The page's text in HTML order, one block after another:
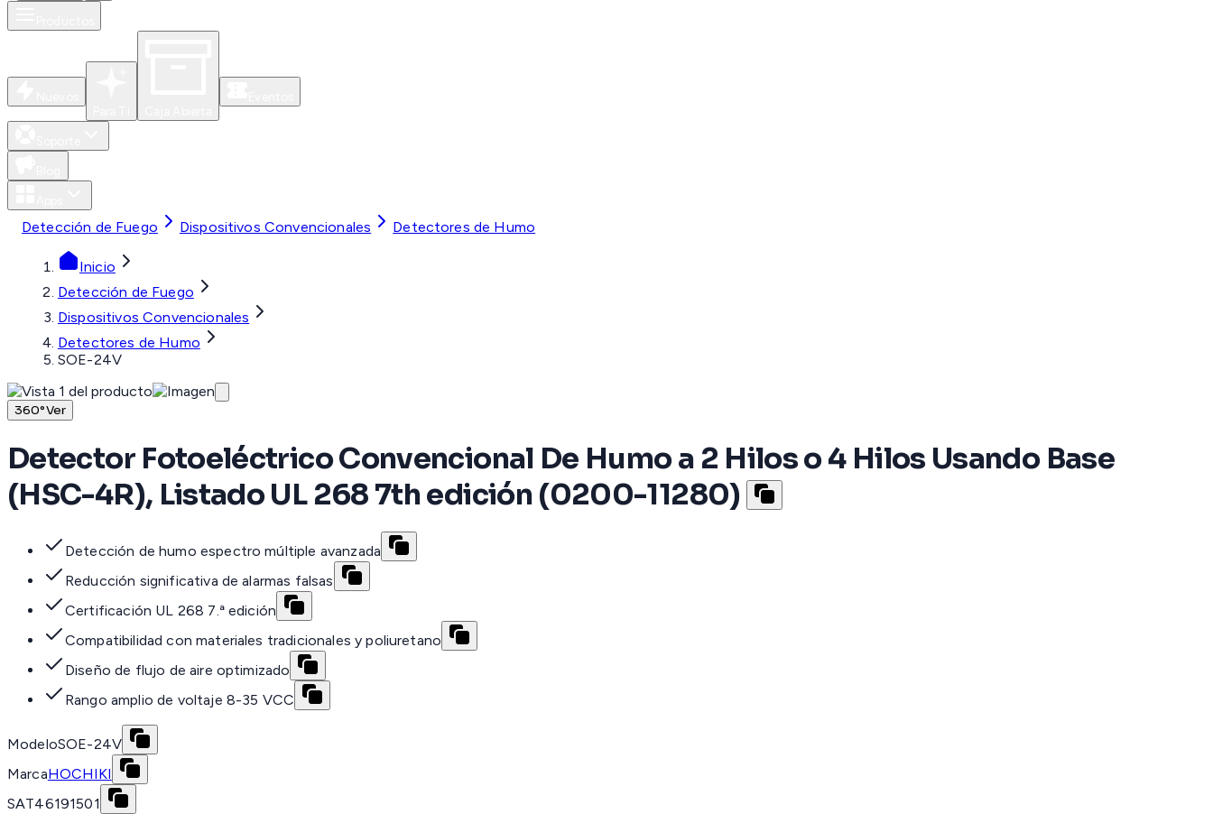
Detección de Fuego Dispositivos Convencionales Detectores de Humo
Inicio
Detección de Fuego
Dispositivos Convencionales
Detectores de Humo
SOE-24V
360°Ver
Detector Fotoeléctrico Convencional De Humo a 2 Hilos o 4 Hilos Usando Base
(HSC-4R), Listado UL 268 7th edición (0200-11280)
Detección de humo espectro múltiple avanzada
Reducción significativa de alarmas falsas
Certificación UL 268 7.ª edición
Compatibilidad con materiales tradicionales y poliuretano
Diseño de flujo de aire optimizado
Rango amplio de voltaje 8-35 VCC
ModeloSOE-24V
MarcaHOCHIKI
SAT46191501